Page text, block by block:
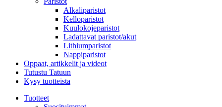
Alkaliparistot
Kelloparistot
Kuulokojeparistot
Ladattavat paristot/akut
Lithiumparistot
Nappiparistot
Oppaat, artikkelit ja videot
Tutustu Tatuun
Kysy tuotteista
Tuotteet